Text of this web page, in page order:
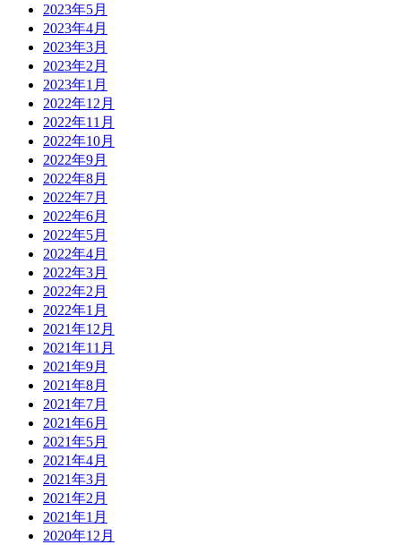
2023年5月
2023年4月
2023年3月
2023年2月
2023年1月
2022年12月
2022年11月
2022年10月
2022年9月
2022年8月
2022年7月
2022年6月
2022年5月
2022年4月
2022年3月
2022年2月
2022年1月
2021年12月
2021年11月
2021年9月
2021年8月
2021年7月
2021年6月
2021年5月
2021年4月
2021年3月
2021年2月
2021年1月
2020年12月